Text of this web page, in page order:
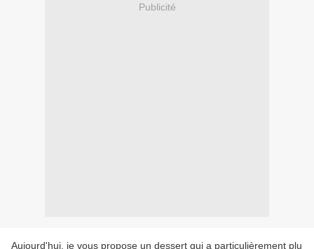
Publicité
Aujourd'hui, je vous propose un dessert qui a particulièrement plu